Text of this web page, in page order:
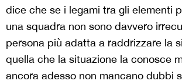
dice che se i legami tra gli elementi
una squadra non sono davvero
persona più adatta a raddrizzare la
quella che la situazione la conosce
ancora adesso non mancano dubbi